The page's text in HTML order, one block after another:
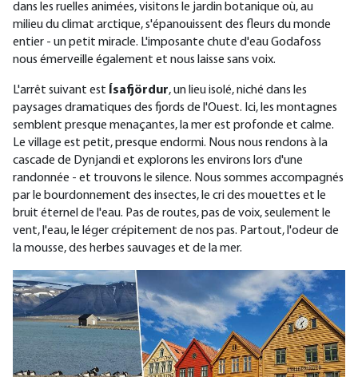
dans les ruelles animées, visitons le jardin botanique où, au
milieu du climat arctique, s'épanouissent des fleurs du monde
entier - un petit miracle. L'imposante chute d'eau Godafoss
nous émerveille également et nous laisse sans voix.
L'arrêt suivant est Ísafjördur, un lieu isolé, niché dans les
paysages dramatiques des fjords de l'Ouest. Ici, les montagnes
semblent presque menaçantes, la mer est profonde et calme.
Le village est petit, presque endormi. Nous nous rendons à la
cascade de Dynjandi et explorons les environs lors d'une
randonnée - et trouvons le silence. Nous sommes accompagnés
par le bourdonnement des insectes, le cri des mouettes et le
bruit éternel de l'eau. Pas de routes, pas de voix, seulement le
vent, l'eau, le léger crépitement de nos pas. Partout, l'odeur de
la mousse, des herbes sauvages et de la mer.